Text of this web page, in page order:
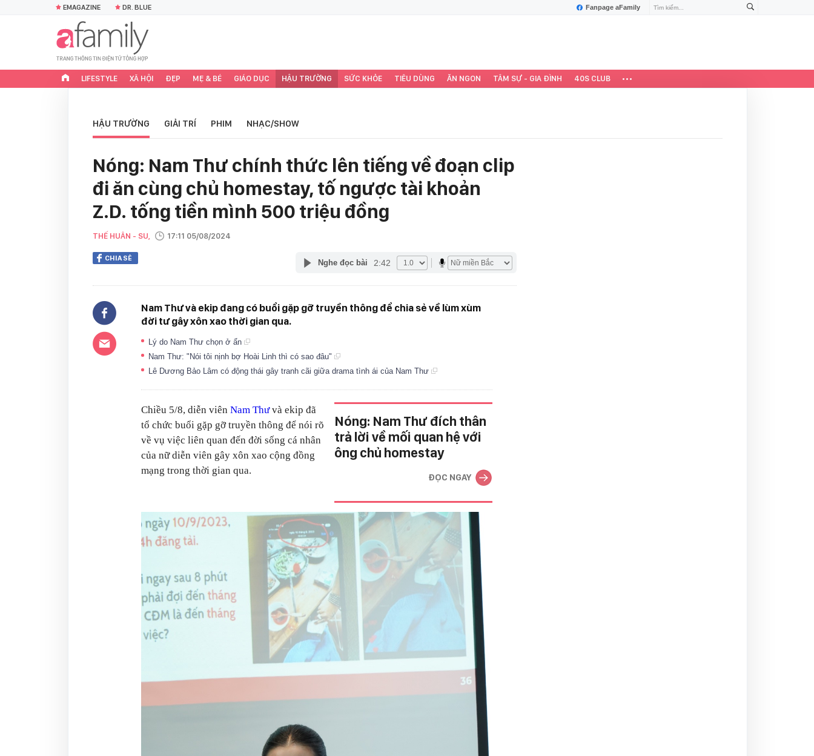
Fanpage aFamily
EMAGAZINE DR. BLUE
LIFESTYLE XÃ HỘI ĐẸP MẸ & BÉ GIÁO DỤC HẬU TRƯỜNG SỨC KHỎE TIÊU DÙNG ĂN NGON TÂM SỰ - GIA ĐÌNH 40S CLUB
HẬU TRƯỜNG GIẢI TRÍ PHIM NHẠC/SHOW
Nóng: Nam Thư chính thức lên tiếng về đoạn clip
đi ăn cùng chủ homestay, tố ngược tài khoản
Z.D. tống tiền mình 500 triệu đồng
THẾ HUÂN - SU, 17:11 05/08/2024
CHIA SẺ Nghe đọc bài 2:42
Nam Thư và ekip đang có buổi gặp gỡ truyền thông để chia sẻ về lùm xùm
đời tư gây xôn xao thời gian qua.
Lý do Nam Thư chọn ở ẩn
Nam Thư: "Nói tôi nịnh bợ Hoài Linh thì có sao đâu"
Lê Dương Bảo Lâm có động thái gây tranh cãi giữa drama tình ái của Nam Thư
Nóng: Nam Thư đích thân
trả lời về mối quan hệ với
ông chủ homestay
ĐỌC NGAY
Chiều 5/8, diễn viên Nam Thưvà ekip đã
tổ chức buổi gặp gỡ truyền thông để nói rõ
về vụ việc liên quan đến đời sống cá nhân
của nữ diễn viên gây xôn xao cộng đồng
mạng trong thời gian qua.